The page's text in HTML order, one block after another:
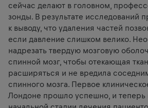
сейчас делают в головном,
зонды. В результате исследований
к выводу, что удаления частей
если давление слишком велико.
надрезать твердую мозговую
спинной мозг, чтобы отекающая
расширяться и не вредила
спинного мозга. Первое
Лондоне прошло успешно, и теперь